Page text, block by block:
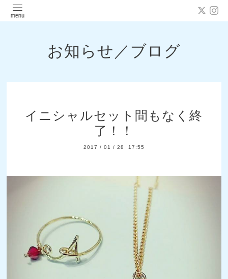
お知らせ／ブログ
イニシャルセット間もなく終
了！！
2017 / 01 / 28 17:55